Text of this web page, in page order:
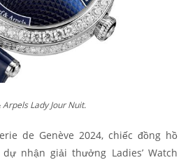
Lady Jour Nuit.
de Genève 2024, chiếc đồng hồ
nhận giải thưởng Ladies’ Watch